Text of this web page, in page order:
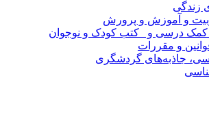
زندگی
و آموزش و پرورش
درسی و _کتب کودک و نوجوان
و مقررات
جاذبه‌های گردشگری